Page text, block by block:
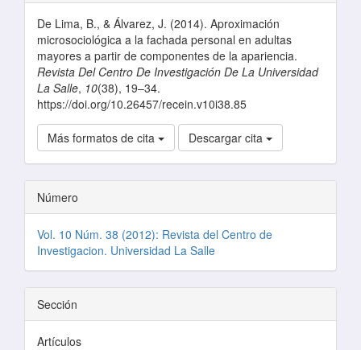
De Lima, B., & Álvarez, J. (2014). Aproximación
microsociológica a la fachada personal en adultas
mayores a partir de componentes de la apariencia.
Revista Del Centro De Investigación De La Universidad
La Salle, 10(38), 19–34.
https://doi.org/10.26457/recein.v10i38.85
Más formatos de cita Descargar cita
Número
Vol. 10 Núm. 38 (2012): Revista del Centro de
Investigacion. Universidad La Salle
Sección
Artículos